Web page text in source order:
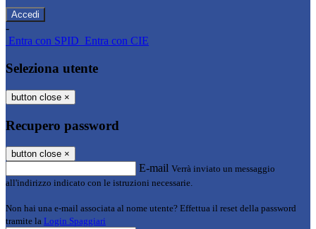
-
Entra con SPID Entra con CIE
Seleziona utente
button close ×
Recupero password
button close ×
E-mail Verrà inviato un messaggio
all'indirizzo indicato con le istruzioni necessarie.
Non hai una e-mail associata al nome utente? Effettua il reset della password
tramite la Login Spaggiari